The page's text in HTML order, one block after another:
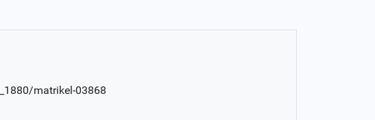
matrikel-03868